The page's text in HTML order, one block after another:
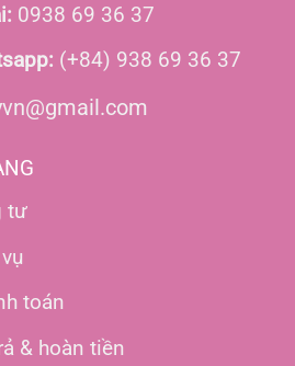
0938 69 36 37
(+84) 938 69 36 37
tư
toán
& hoàn tiền